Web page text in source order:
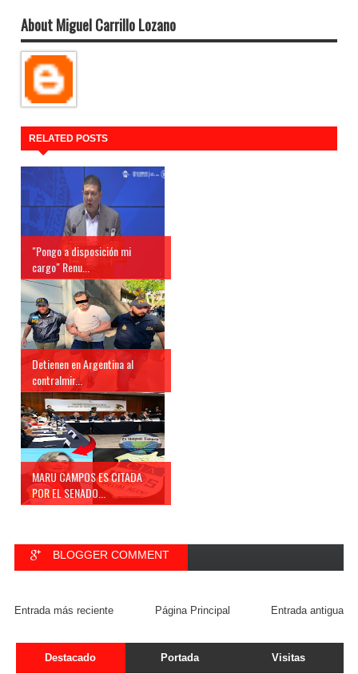
About Miguel Carrillo Lozano
RELATED POSTS
"Pongo a disposición mi
cargo" Renu...
Detienen en Argentina al
contralmir...
MARU CAMPOS ES CITADA
POR EL SENADO...
BLOGGER COMMENT
Entrada más reciente Entrada antigua
Página Principal
Destacado Portada Visitas